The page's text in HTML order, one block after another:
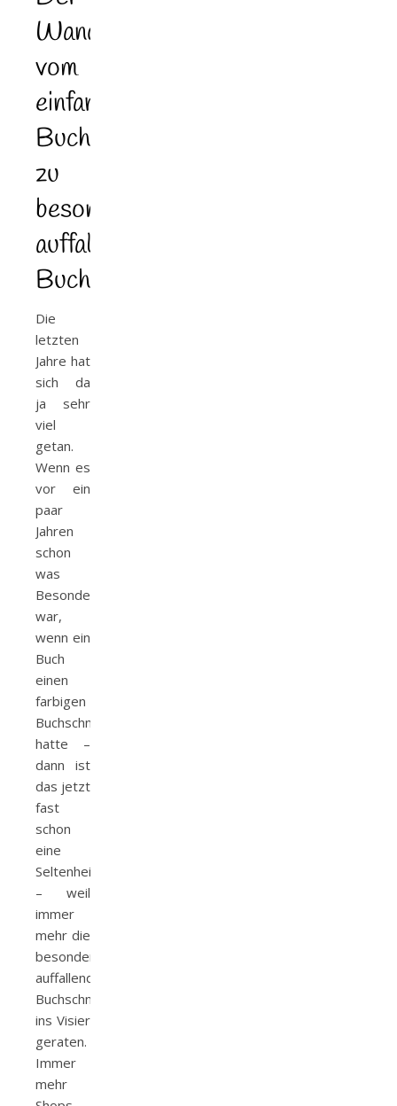
Wandel
vom
einfarbigen
Buchschnitt
zu
besonders
auffallenden
Buchschnitten
Die
letzten
Jahre hat
sich da
ja sehr
viel
getan.
Wenn es
vor ein
paar
Jahren
schon
was
Besonderes
war,
wenn ein
Buch
einen
farbigen
Buchschnitt
hatte –
dann ist
das jetzt
fast
schon
eine
Seltenheit
– weil
immer
mehr die
besonders
auffallenden
Buchschnitte
ins Visier
geraten.
Immer
mehr